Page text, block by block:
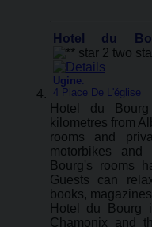
Hotel du
Ugine:
4 Place De L'église
Hotel du
kilometres from
rooms and
motorbikes
Bourg's rooms
Guests can
books,
Hotel du Bourg
Chamonix and